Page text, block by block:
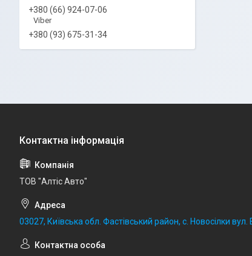
+380 (66) 924-07-06
Viber
+380 (93) 675-31-34
ТОВ "Алтіс Авто"
03027, Київська обл. Фастівський район, с. Новосілки вул.